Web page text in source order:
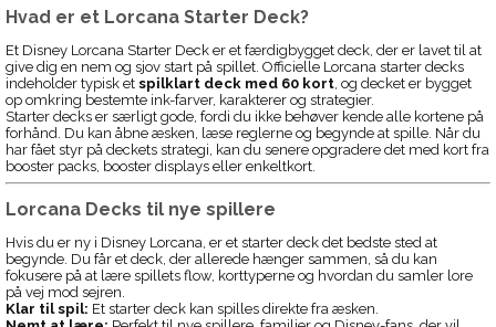
Hvad er et Lorcana Starter Deck?
Et Disney Lorcana Starter Deck er et færdigbygget deck, der er lavet til at
give dig en nem og sjov start på spillet. Officielle Lorcana starter decks
indeholder typisk et spilklart deck med 60 kort, og decket er bygget
op omkring bestemte ink-farver, karakterer og strategier.
Starter decks er særligt gode, fordi du ikke behøver kende alle kortene på
forhånd. Du kan åbne æsken, læse reglerne og begynde at spille. Når du
har fået styr på deckets strategi, kan du senere opgradere det med kort fra
booster packs, booster displays eller enkeltkort.
Lorcana Decks til nye spillere
Hvis du er ny i Disney Lorcana, er et starter deck det bedste sted at
begynde. Du får et deck, der allerede hænger sammen, så du kan
fokusere på at lære spillets flow, korttyperne og hvordan du samler lore
på vej mod sejren.
Klar til spil: Et starter deck kan spilles direkte fra æsken.